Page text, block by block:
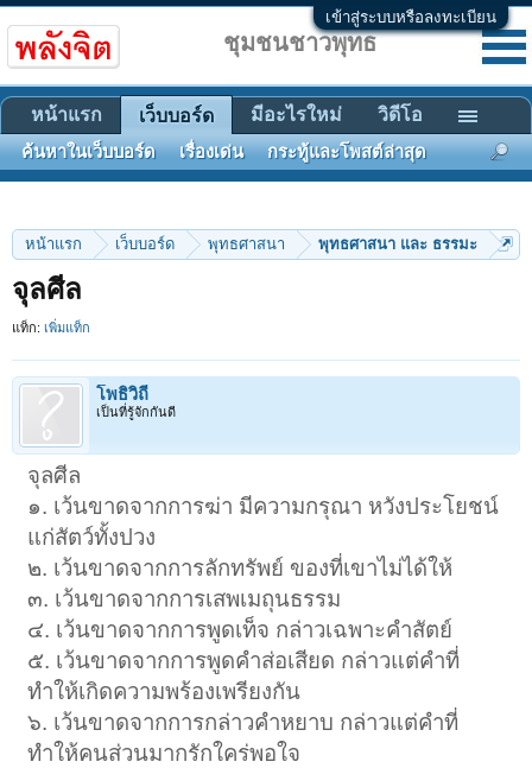
เข้าสู่ระบบหรือลงทะเบียน
หน้าแรก เว็บบอร์ด พุทธศาสนา พุทธศาสนา และ ธรรมะ
จุลศีล
แท็ก: เพิ่มแท็ก
โพธิวิถี
เป็นที่รู้จักกันดี
จุลศีล
๑. เว้นขาดจากการฆ่า มีความกรุณา หวังประโยชน์
แก่สัตว์ทั้งปวง
๒. เว้นขาดจากการลักทรัพย์ ของที่เขาไม่ได้ให้
๓. เว้นขาดจากการเสพเมถุนธรรม
๔. เว้นขาดจากการพูดเท็จ กล่าวเฉพาะคำสัตย์
๕. เว้นขาดจากการพูดคำส่อเสียด กล่าวแต่คำที่
ทำให้เกิดความพร้องเพรียงกัน
๖. เว้นขาดจากการกล่าวคำหยาบ กล่าวแต่คำที่
ทำให้คนส่วนมากรักใคร่พอใจ
ชุมชนชาวพุทธ
หน้าแรก เว็บบอร์ด
ค้นหาในเว็บบอร์ด เรื่องเด่น กระทู้และโพสต์ล่าสุด
มีอะไรใหม่ วิดีโอ